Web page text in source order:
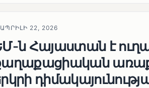
ԱՊՐԻԼԻ 22, 2026
ն Հայաստան է